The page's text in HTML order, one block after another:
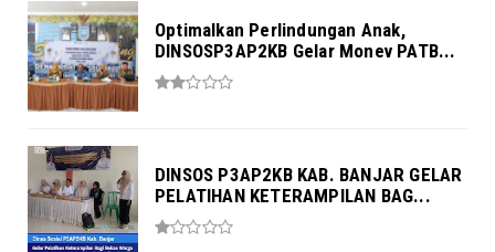
Optimalkan Perlindungan Anak,
DINSOSP3AP2KB Gelar Monev PATB...
DINSOS P3AP2KB KAB. BANJAR GELAR
PELATIHAN KETERAMPILAN BAG...